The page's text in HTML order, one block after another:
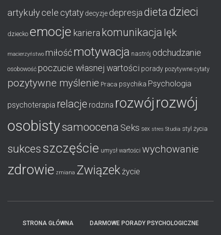
artykułycele cytaty decyzje depresja dietadzieci
dziecko emocje kariera komunikacja lęk
macierzyństwo miłośćmotywacja nastrój odchudzanie
osobowość poczucie własnej wartości porady pozytywne cytaty
pozytywne myślenie Praca psychika Psychologia
psychoterapia relacje rodzina rozwój rozwój
osobistysamoocena Seks sex stres Studia styl życia
sukcesszczęście umysł wartości wychowanie
zdrowie zmiana Związekżycie
STRONA GŁÓWNA DARMOWE PORADY PSYCHOLOGICZNE